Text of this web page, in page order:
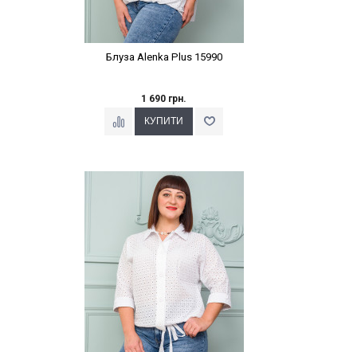
Блуза Alenka Plus 15990
1 690 грн.
Наклейки Варіант з %